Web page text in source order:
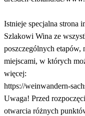
Istnieje specjalna strona
Szlakowi Wina ze
poszczególnych etapów,
miejscami, w których
więcej:
https://weinwandern-
Uwaga! Przed
otwarcia różnych